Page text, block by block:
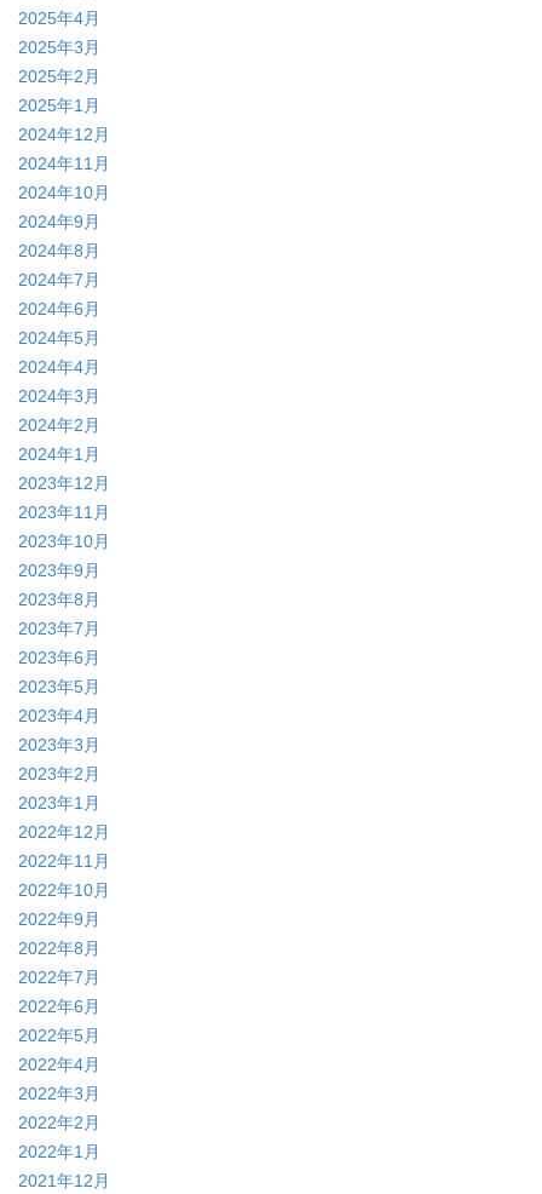
2025年4月
2025年3月
2025年2月
2025年1月
2024年12月
2024年11月
2024年10月
2024年9月
2024年8月
2024年7月
2024年6月
2024年5月
2024年4月
2024年3月
2024年2月
2024年1月
2023年12月
2023年11月
2023年10月
2023年9月
2023年8月
2023年7月
2023年6月
2023年5月
2023年4月
2023年3月
2023年2月
2023年1月
2022年12月
2022年11月
2022年10月
2022年9月
2022年8月
2022年7月
2022年6月
2022年5月
2022年4月
2022年3月
2022年2月
2022年1月
2021年12月